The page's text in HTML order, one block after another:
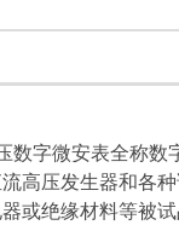
数字微安表全称数
高压发生器和各
或绝缘材料等被